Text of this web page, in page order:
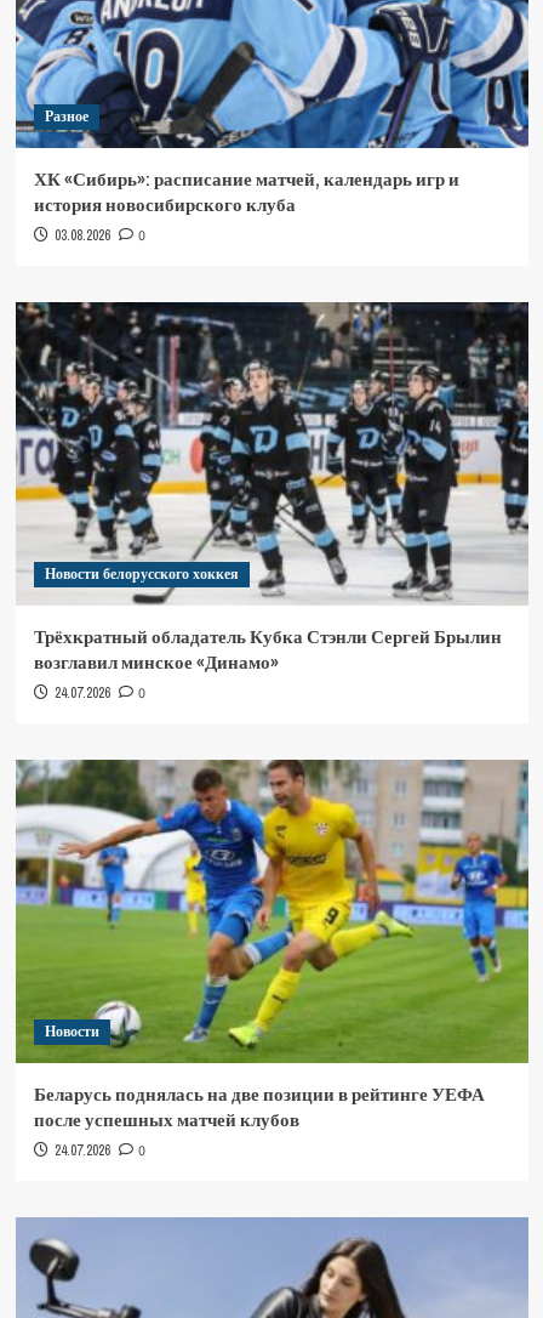
Разное
ХК «Сибирь»: расписание матчей, календарь игр и
история новосибирского клуба
03.08.2026 0
Новости белорусского хоккея
Трёхкратный обладатель Кубка Стэнли Сергей Брылин
возглавил минское «Динамо»
24.07.2026 0
Новости
Беларусь поднялась на две позиции в рейтинге УЕФА
после успешных матчей клубов
24.07.2026 0